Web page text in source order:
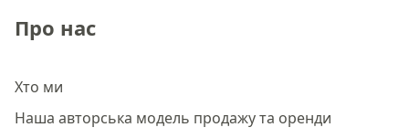
Про нас
Хто ми
Наша авторська модель продажу та оренди